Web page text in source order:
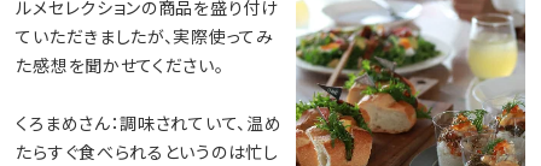
ルメセレクションの商品を盛り付け
ていただきましたが、実際使ってみ
た感想を聞かせてください。
くろまめさん：調味されていて、温め
たらすぐ食べられるというのは忙し